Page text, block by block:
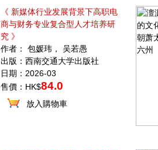
《 新媒体行业发展背景下高职电
商与财务专业复合型人才培养研
究 》
作者： 包媛玮， 吴若愚
出版：西南交通大学出版社
日期：2026-03
售價：HK$84.0
放入購物車